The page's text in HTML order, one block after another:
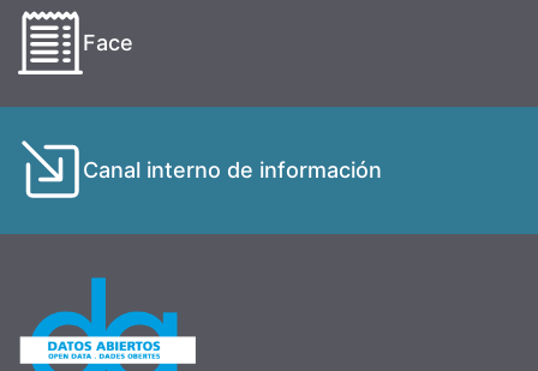
Face
Canal interno de información